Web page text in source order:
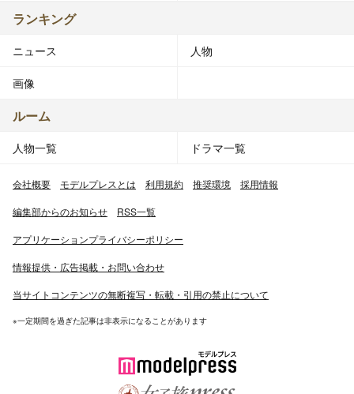
ランキング
ニュース 人物
画像
ルーム
人物一覧 ドラマ一覧
会社概要 モデルプレスとは 利用規約 推奨環境 採用情報
編集部からのお知らせ RSS一覧
アプリケーションプライバシーポリシー
情報提供・広告掲載・お問い合わせ
当サイトコンテンツの無断複写・転載・引用の禁止について
※一定期間を過ぎた記事は非表示になることがあります